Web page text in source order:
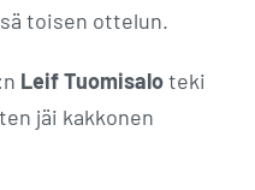
toisen ottelun.
Leif Tuomisaloteki
jäi kakkonen